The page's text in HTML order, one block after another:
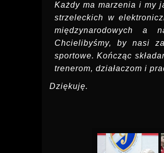
Każdy ma marzenia i my
strzeleckich w
międzynarodowych a
Chcielibyśmy, by nasi
sportowe. Kończąc
trenerom, działaczom i
Dziękuję.